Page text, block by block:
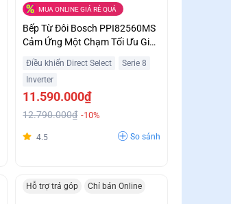
MUA ONLINE GIÁ RẺ QUÁ
Bếp Từ Đôi Bosch PPI82560MS
Cảm Ứng Một Chạm Tối Ưu Giá
Điều khiển Direct Select
Serie 8
Inverter
11.590.000₫
12.790.000₫ -10%
4.5 So sánh
Hỗ trợ trả góp Chỉ bán Online